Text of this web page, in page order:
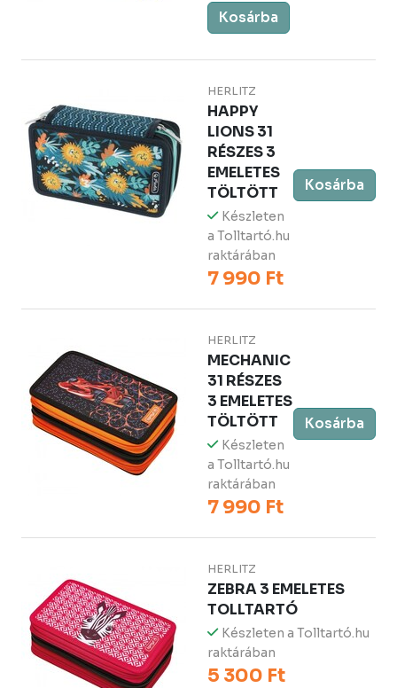
Kosárba
HERLITZ
HAPPY
LIONS 31
RÉSZES 3
EMELETES
TÖLTÖTT
Készleten
a Tolltartó.hu
raktárában
7 990 Ft
Kosárba
HERLITZ
MECHANIC
31 RÉSZES
3 EMELETES
TÖLTÖTT
Készleten
a Tolltartó.hu
raktárában
7 990 Ft
Kosárba
HERLITZ
ZEBRA 3 EMELETES
TOLLTARTÓ
Készleten a Tolltartó.hu
raktárában
5 300 Ft